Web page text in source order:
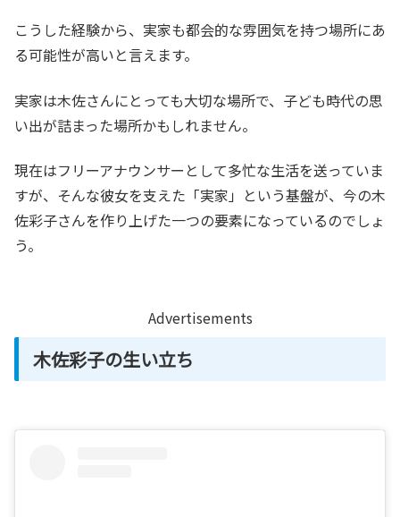
こうした経験から、実家も都会的な雰囲気を持つ場所にあ
る可能性が高いと言えます。
実家は木佐さんにとっても大切な場所で、子ども時代の思
い出が詰まった場所かもしれません。
現在はフリーアナウンサーとして多忙な生活を送っていま
すが、そんな彼女を支えた「実家」という基盤が、今の木
佐彩子さんを作り上げた一つの要素になっているのでしょ
う。
Advertisements
木佐彩子の生い立ち